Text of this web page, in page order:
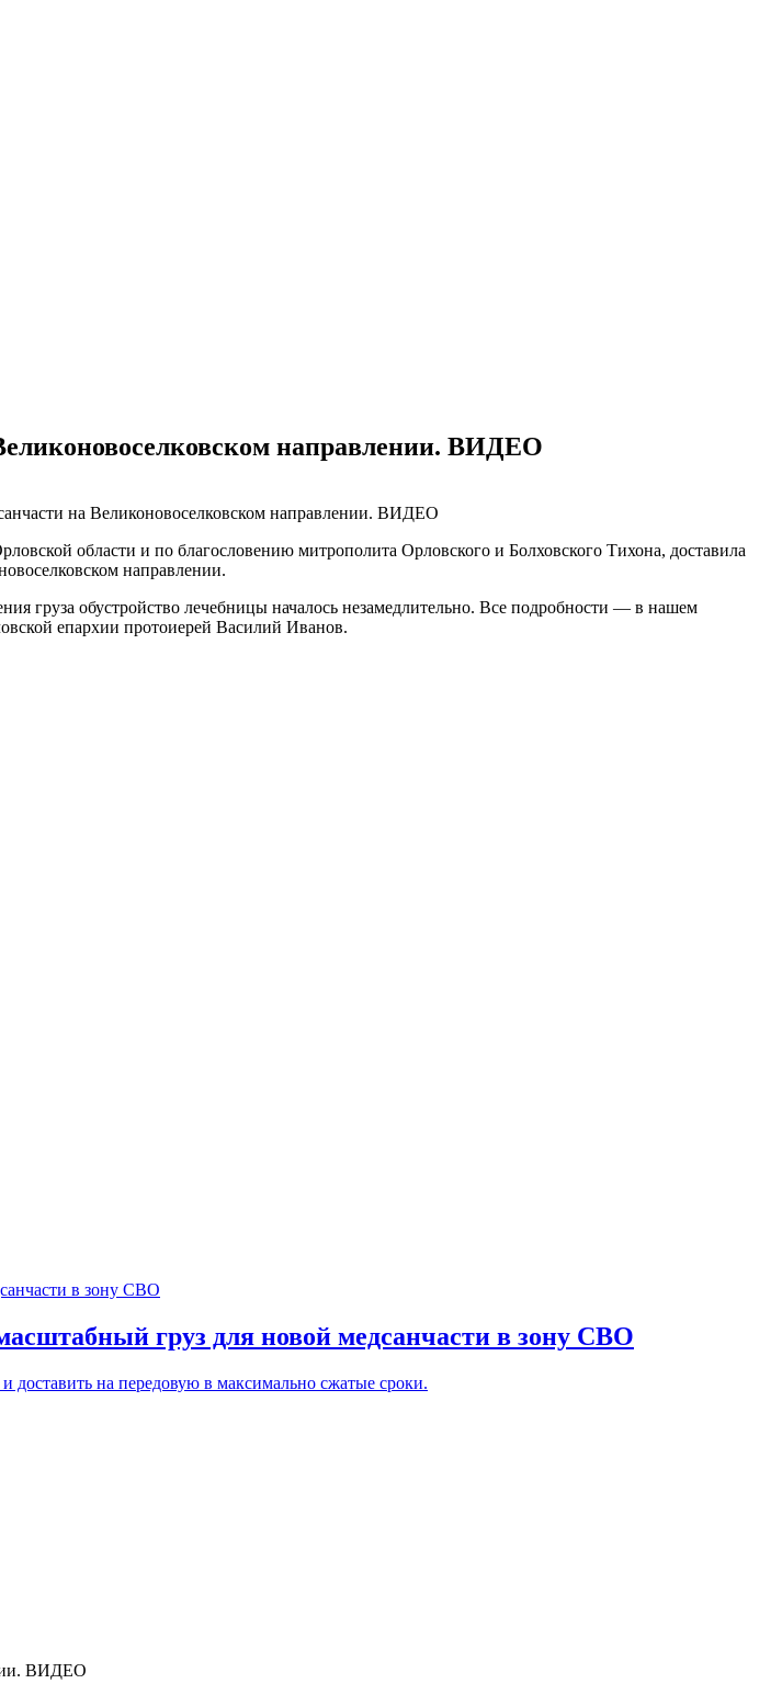
направлении. ВИДЕО
области и по благословению митрополита Орловского и Болховского Тихона, доставила
направлении.
груза обустройство лечебницы началось незамедлительно. Все подробности — в нашем
епархии протоиерей Василий Иванов.
груз для новой медсанчасти в зону СВО
доставить на передовую в максимально сжатые сроки.
ВИДЕО